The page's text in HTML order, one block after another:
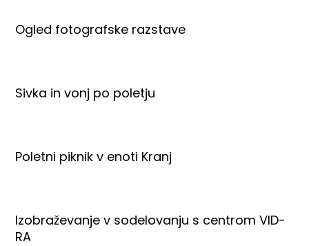
Ogled fotografske razstave
Sivka in vonj po poletju
Poletni piknik v enoti Kranj
Izobraževanje v sodelovanju s centrom VID-
RA